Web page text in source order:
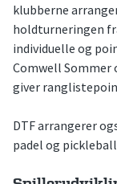
klubberne
holdturneringen
individuelle og
Comwell Sommer
giver
DTF arrangerer
padel og